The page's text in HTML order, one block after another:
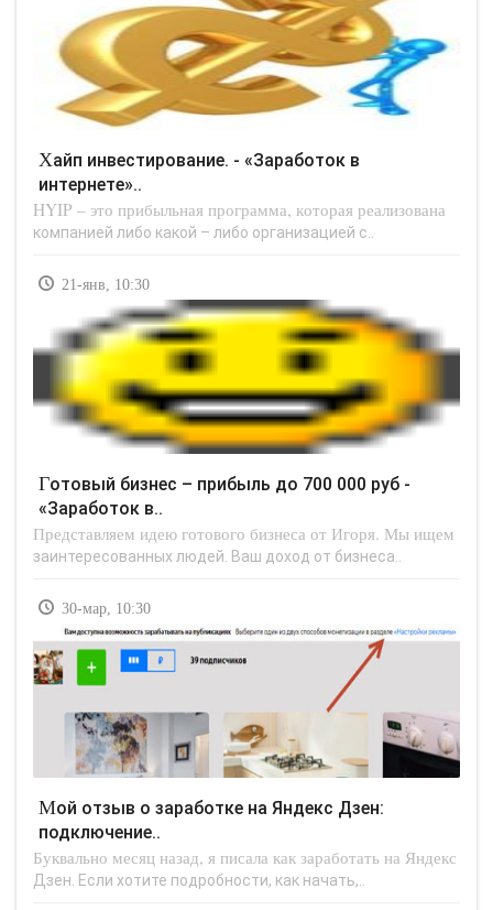
Хайп инвестирование. - «Заработок в
интернете»..
HYIP – это прибыльная программа, которая реализована
компанией либо какой – либо организацией с..
21-янв, 10:30
Готовый бизнес – прибыль до 700 000 руб -
«Заработок в..
Представляем идею готового бизнеса от Игоря. Мы ищем
заинтересованных людей. Ваш доход от бизнеса..
30-мар, 10:30
Мой отзыв о заработке на Яндекс Дзен:
подключение..
Буквально месяц назад, я писала как заработать на Яндекс
Дзен. Если хотите подробности, как начать,..